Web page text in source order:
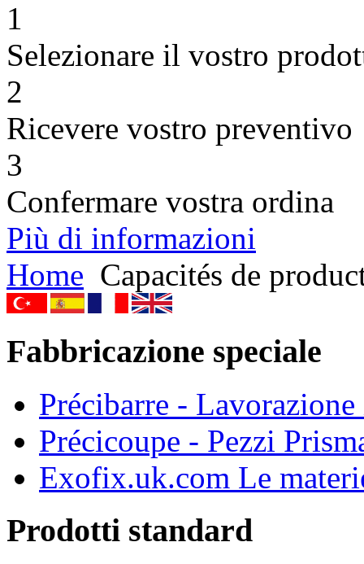
1
Selezionare il vostro
2
Ricevere vostro preventivo
3
Confermare vostra ordina
Più di informazioni
Home Capacités de
Fabbricazione speciale
Précibarre -
Précicoupe - Pezzi
Exofix.uk.com Le
Prodotti standard